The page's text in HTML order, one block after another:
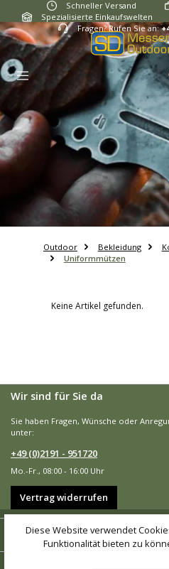
Zum Hauptinhalt springen
Schneller Versand
Spezialisierte Einkaufswelten
Fragen? Rufen Sie an:
Outdoor Bekleidung
Uniformmützen
Keine Artikel gefunden.
Wir sind für Sie da
Sie haben Fragen, Wünsche oder
unter:
+49 (0)2191 - 951720
Mo.-Fr., 08:00 - 16:00 Uhr
Vertrag widerrufen
Shop-Service
Diese Website verwendet
Funktionalität bieten zu